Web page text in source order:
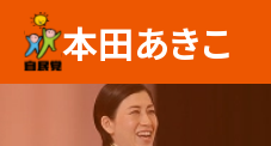
本田あきこ